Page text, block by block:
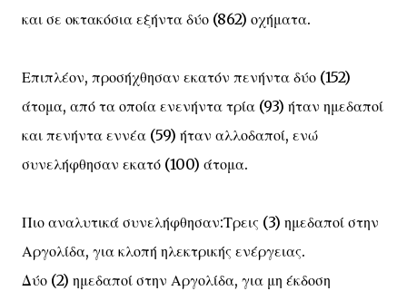
και σε οκτακόσια εξήντα δύο (862) οχήματα.
Επιπλέον, προσήχθησαν εκατόν πενήντα δύο (152)
άτομα, από τα οποία ενενήντα τρία (93) ήταν ημεδαποί
και πενήντα εννέα (59) ήταν αλλοδαποί, ενώ
συνελήφθησαν εκατό (100) άτομα.
Πιο αναλυτικά συνελήφθησαν:Τρεις (3) ημεδαποί στην
Αργολίδα, για κλοπή ηλεκτρικής ενέργειας.
Δύο (2) ημεδαποί στην Αργολίδα, για μη έκδοση